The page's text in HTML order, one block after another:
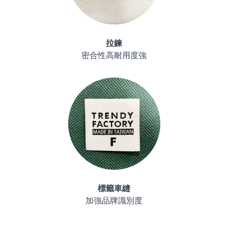
拉鍊
密合性高耐用度強
標籤車縫
加強品牌識別度